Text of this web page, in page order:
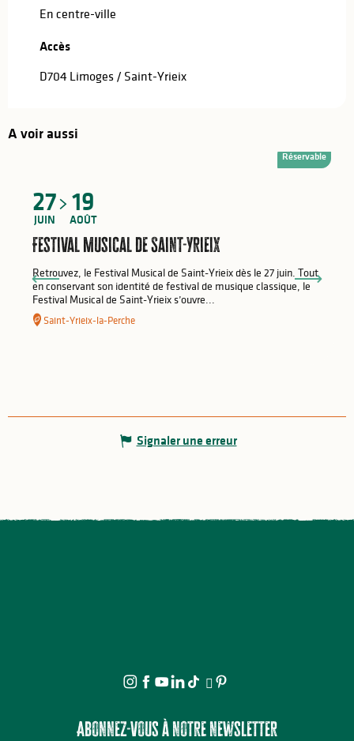
En centre-ville
Accès
Accès
D704 Limoges / Saint-Yrieix
A voir aussi
27
JUIN
19
AOÛT
Festival Musical de Saint-Yrieix
Retrouvez, le Festival Musical de Saint-Yrieix dès le 27 juin. Tout
en conservant son identité de festival de musique classique, le
Festival Musical de Saint-Yrieix s’ouvre...
Saint-Yrieix-la-Perche
Réservable
Signaler une erreur
Abonnez-vous à notre newsletter